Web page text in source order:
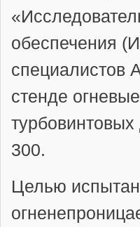
обеспечения
специалистов
стенде
300.
Целью